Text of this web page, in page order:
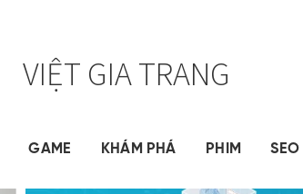
VIỆT GIA TRANG
GAME KHÁM PHÁ PHIM SEO